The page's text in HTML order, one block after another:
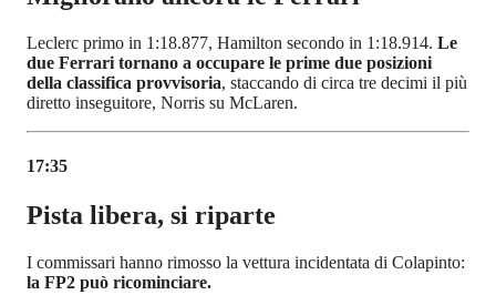
Leclerc primo in 1:18.877, Hamilton secondo in 1:18.914. Le
due Ferrari tornano a occupare le prime due posizioni
della classifica provvisoria, staccando di circa tre decimi il più
diretto inseguitore, Norris su McLaren.
17:35
Pista libera, si riparte
I commissari hanno rimosso la vettura incidentata di Colapinto:
la FP2 può ricominciare.